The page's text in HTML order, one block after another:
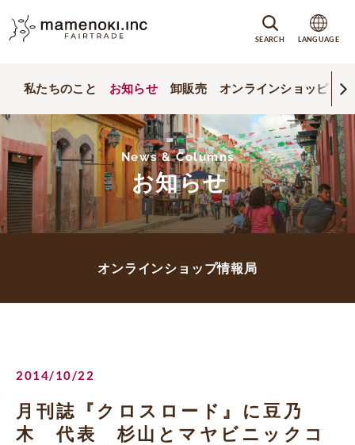
SEARCH LANGUAGE
私たちのこと お知らせ 卸販売 オンラインショッピング
News & Columns
お知らせ
オンラインショップ情報局
2014/10/22
月刊誌『クロスロード』に豆乃
木 代表 杉山とマヤビニックコ